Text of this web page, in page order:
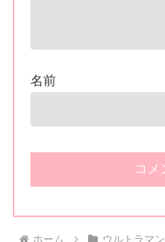
名前
ホーム ウルトラマン